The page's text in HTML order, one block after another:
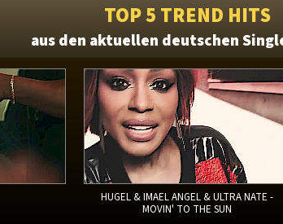
TOP 5 TREND HITS
aus den aktuellen deutschen
HUGEL & IMAEL ANGEL & ULTRA NATE -
MOVIN' TO THE SUN